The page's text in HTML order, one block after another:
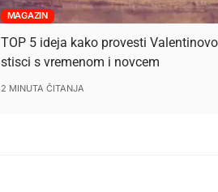
MAGAZIN
TOP 5 ideja kako provesti
stisci s vremenom i novcem
2 MINUTA ČITANJA